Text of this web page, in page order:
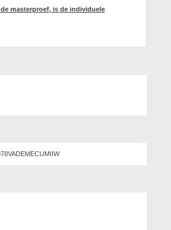
masterproef, is de individuele